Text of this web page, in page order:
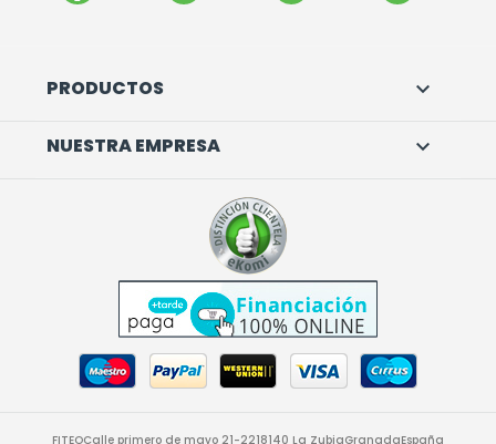
PRODUCTOS 
NUESTRA EMPRESA 
FITEOCalle primero de mayo 21-2218140 La ZubiaGranadaEspaña